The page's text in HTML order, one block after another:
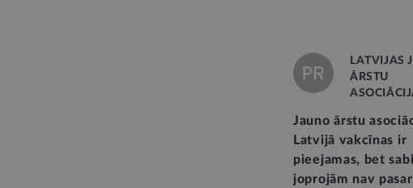
LATVIJAS
ĀRSTU
Jauno ārstu
Latvijā vakcīnas ir
pieejamas, bet
joprojām nav